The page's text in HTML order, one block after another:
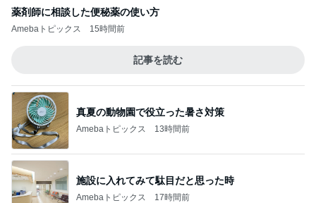
薬剤師に相談した便秘薬の使い方
Amebaトピックス 15時間前
記事を読む
真夏の動物園で役立った暑さ対策
Amebaトピックス 13時間前
施設に入れてみて駄目だと思った時
Amebaトピックス 17時間前